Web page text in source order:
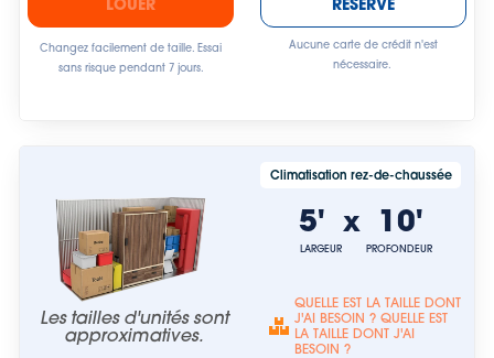
Changez facilement de taille. Essai
sans risque pendant 7 jours.
Aucune carte de crédit n'est
nécessaire.
Les tailles d'unités sont
approximatives.
Climatisation rez-de-chaussée
5'
LARGEUR
x 10'
PROFONDEUR
QUELLE EST LA TAILLE DONT
J'AI BESOIN ? QUELLE EST
LA TAILLE DONT J'AI
BESOIN ?